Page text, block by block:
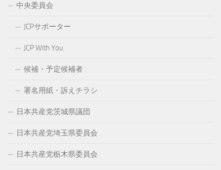
中央委員会
JCPサポーター
JCP With You
候補・予定候補者
署名用紙・訴えチラシ
日本共産党茨城県議団
日本共産党埼玉県委員会
日本共産党栃木県委員会